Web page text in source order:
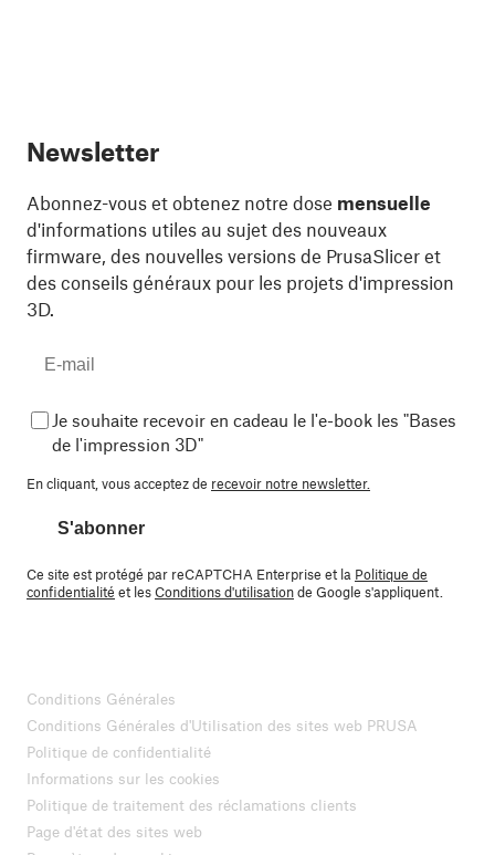
Newsletter
Abonnez-vous et obtenez notre dose mensuelle
d'informations utiles au sujet des nouveaux
firmware, des nouvelles versions de PrusaSlicer et
des conseils généraux pour les projets d'impression
3D.
Je souhaite recevoir en cadeau le l'e-book les "Bases
de l'impression 3D"
En cliquant, vous acceptez de recevoir notre newsletter.
S'abonner
Ce site est protégé par reCAPTCHA Enterprise et la Politique de
confidentialité et lesConditions d'utilisationde Google s'appliquent.
Conditions Générales
Conditions Générales d'Utilisation des sites web PRUSA
Politique de confidentialité
Informations sur les cookies
Politique de traitement des réclamations clients
Page d'état des sites web